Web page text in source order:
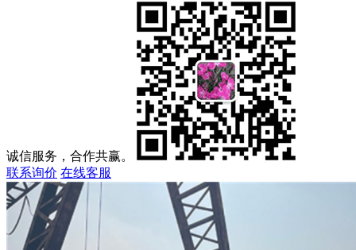
诚信服务，合作共赢。
联系询价 在线客服